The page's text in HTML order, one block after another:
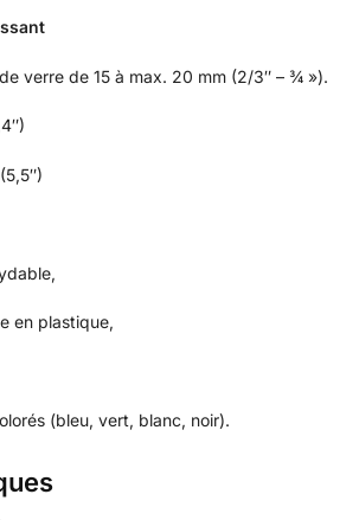
verre de 15 à max. 20 mm (2/3″ – ¾ »).
en plastique,
(bleu, vert, blanc, noir).